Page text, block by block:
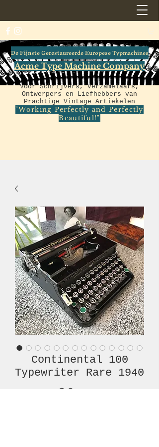
De Fijnste Gerestaureerde Europese Typmachines
Acme Type Machine Company
Voor Schrijvers, Verzamelaars,
Ontwerpers en Liefhebbers van
Prachtige Vintage Artiekelen
"Working Perfectly and Perfectly
Beautiful!"
Continental 100
Typewriter Rare 1940
€ 850,00